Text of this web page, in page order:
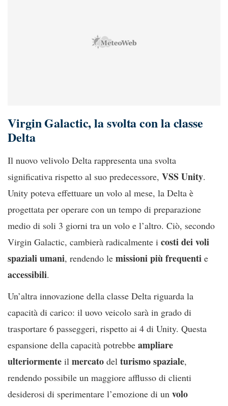
Virgin Galactic, la svolta con la classe
Delta
Il nuovo velivolo Delta rappresenta una svolta
significativa rispetto al suo predecessore, VSSUnity.
Unity poteva effettuare un volo al mese, la Delta è
progettata per operare con un tempo di preparazione
medio di soli 3 giorni tra un volo e l’altro. Ciò, secondo
Virgin Galactic, cambierà radicalmente i costi dei voli
spaziali umani, rendendo le missioni più frequenti e
accessibili.
Un’altra innovazione della classe Delta riguarda la
capacità di carico: il uovo veicolo sarà in grado di
trasportare 6 passeggeri, rispetto ai 4 di Unity. Questa
espansione della capacità potrebbe ampliare
ulteriormente il mercato del turismospaziale,
rendendo possibile un maggiore afflusso di clienti
desiderosi di sperimentare l’emozione di un volo